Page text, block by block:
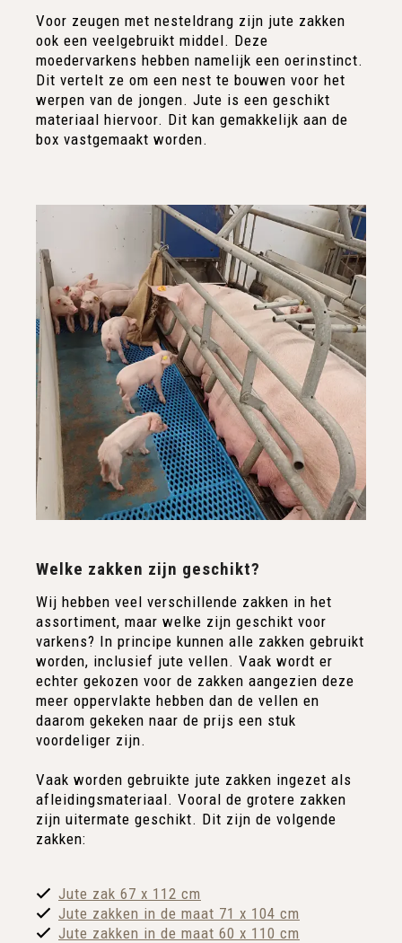
Voor zeugen met nesteldrang zijn jute zakken
ook een veelgebruikt middel. Deze
moedervarkens hebben namelijk een oerinstinct.
Dit vertelt ze om een nest te bouwen voor het
werpen van de jongen. Jute is een geschikt
materiaal hiervoor. Dit kan gemakkelijk aan de
box vastgemaakt worden.
Welke zakken zijn geschikt?
Wij hebben veel verschillende zakken in het
assortiment, maar welke zijn geschikt voor
varkens? In principe kunnen alle zakken gebruikt
worden, inclusief jute vellen. Vaak wordt er
echter gekozen voor de zakken aangezien deze
meer oppervlakte hebben dan de vellen en
daarom gekeken naar de prijs een stuk
voordeliger zijn.
Vaak worden gebruikte jute zakken ingezet als
afleidingsmateriaal. Vooral de grotere zakken
zijn uitermate geschikt. Dit zijn de volgende
zakken:
Jute zak 67 x 112 cm
Jute zakken in de maat 71 x 104 cm
Jute zakken in de maat 60 x 110 cm